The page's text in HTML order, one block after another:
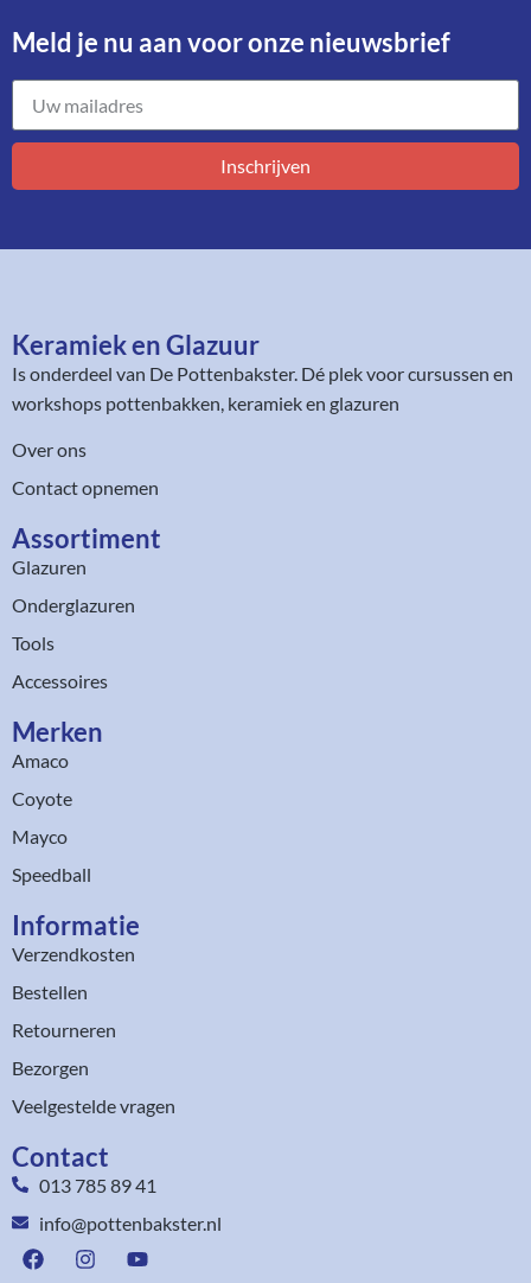
Meld je nu aan voor onze nieuwsbrief​
Inschrijven
Keramiek en Glazuur​
Is onderdeel van De Pottenbakster. Dé plek voor cursussen en
workshops pottenbakken, keramiek en glazuren
Over ons
Contact opnemen
Assortiment​
Glazuren
Onderglazuren
Tools
Accessoires
Merken
Amaco
Coyote
Mayco
Speedball
Informatie
Verzendkosten
Bestellen
Retourneren
Bezorgen
Veelgestelde vragen
Contact
013 785 89 41
info@pottenbakster.nl